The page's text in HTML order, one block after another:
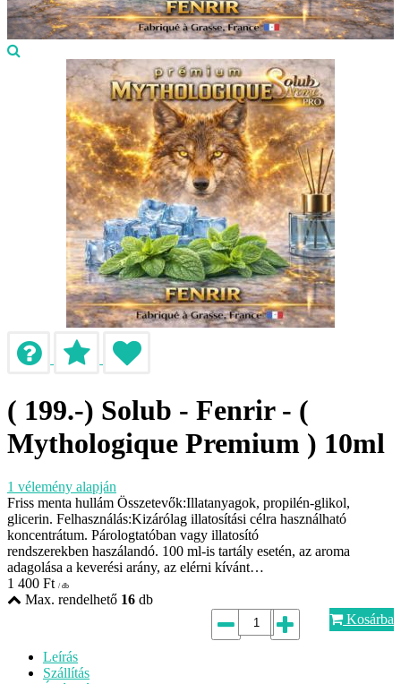
( 199.-) Solub - Fenrir - (
Mythologique Premium ) 10ml
1 vélemény alapján
Friss menta hullám Összetevők:Illatanyagok, propilén-glikol,
glicerin. Felhasználás:Kizárólag illatosítási célra használható
koncentrátum. Párologtatóban vagy illatosító
rendszerekben haszálandó. 100 ml-is tartály esetén, az aroma
adagolása a keverési arány, az elérni kívánt…
1 400 Ft / db
Max. rendelhető 16 db
Kosárba
Leírás
Szállítás